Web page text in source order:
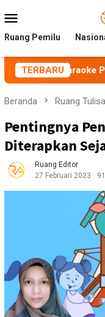
ke
kontenMobile
Ruang Pemilu
TERBARU
Penuhi Kewajiban
Beranda Ruang
Pentingnya
Diterapkan
Ruang Editor
27 Februari 2023